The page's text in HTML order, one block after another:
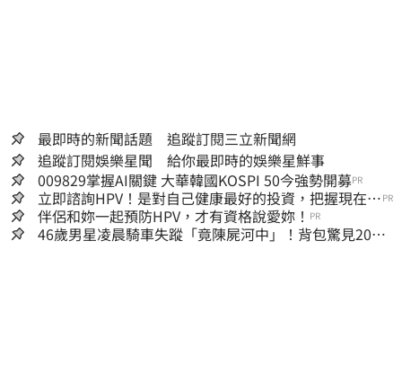
最即時的新聞話題 追蹤訂閱三立新聞網
追蹤訂閱娛樂星聞 給你最即時的娛樂星鮮事
009829掌握AI關鍵 大華韓國KOSPI 50今強勢開募PR
立即諮詢HPV！是對自己健康最好的投資，把握現在不
嫌晚！
PR
伴侶和妳一起預防HPV，才有資格說愛妳！ PR
46歲男星凌晨騎車失蹤「竟陳屍河中」！背包驚見20kg